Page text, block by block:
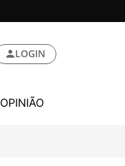
LOGIN
OPINIÃO